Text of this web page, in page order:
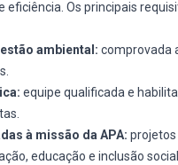
eficiência. Os principais
ambiental: comprovada
equipe qualificada e
à missão da APA: projetos
educação e inclusão social.